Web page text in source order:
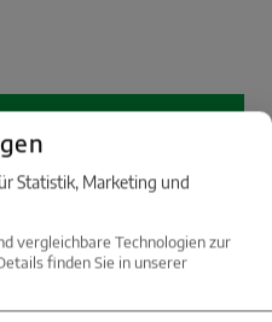
Statistik, Marketing und
vergleichbare Technologien zur
finden Sie in unserer